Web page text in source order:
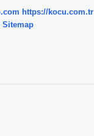
https://kocu.com.tr
Sitemap